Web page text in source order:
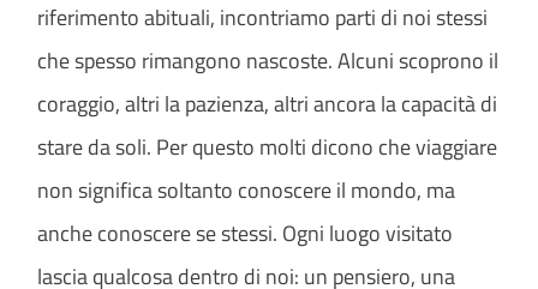
riferimento abituali, incontriamo parti di noi stessi
che spesso rimangono nascoste. Alcuni scoprono il
coraggio, altri la pazienza, altri ancora la capacità di
stare da soli. Per questo molti dicono che viaggiare
non significa soltanto conoscere il mondo, ma
anche conoscere se stessi. Ogni luogo visitato
lascia qualcosa dentro di noi: un pensiero, una